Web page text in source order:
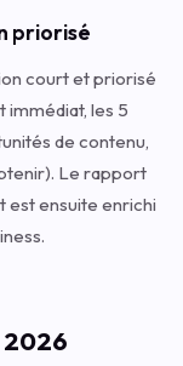
priorisé
court et priorisé
les 5
de contenu,
Le rapport
est ensuite enrichi